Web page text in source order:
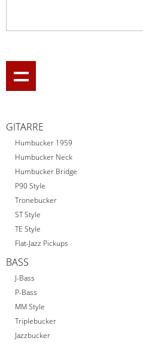
GITARRE
Humbucker 1959
Humbucker Neck
Humbucker Bridge
P90 Style
Tronebucker
ST Style
TE Style
Flat-Jazz Pickups
BASS
J-Bass
P-Bass
MM Style
Triplebucker
Jazzbucker